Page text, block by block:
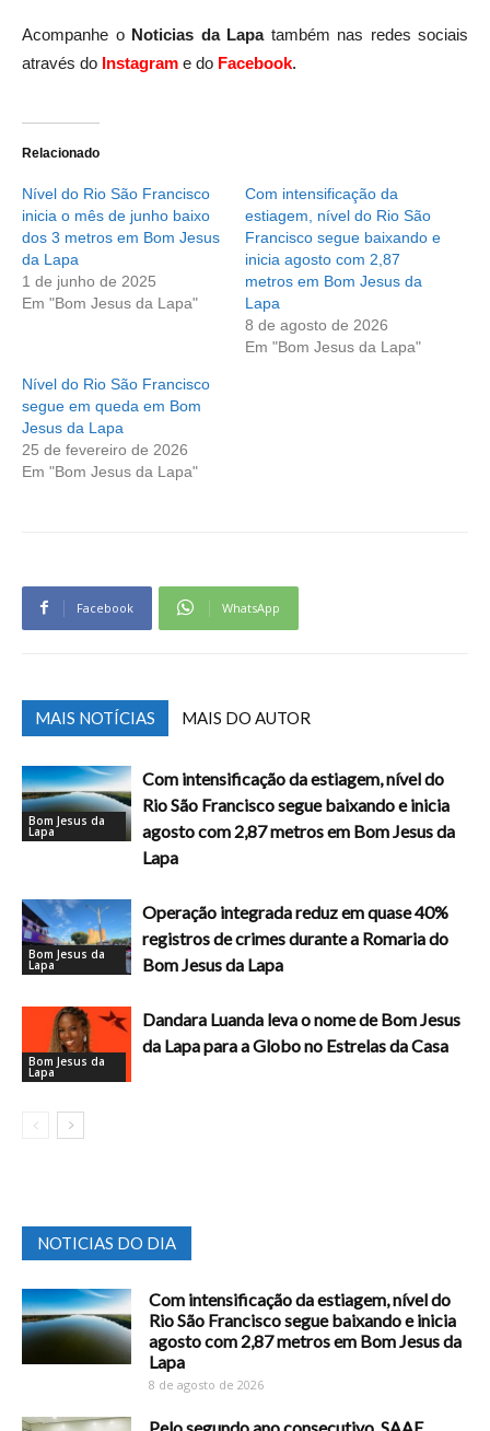
Acompanhe o Noticias da Lapa também nas redes sociais
através do Instagram e do Facebook.
Relacionado
Nível do Rio São Francisco
inicia o mês de junho baixo
dos 3 metros em Bom Jesus
da Lapa
1 de junho de 2025
Em "Bom Jesus da Lapa"
Com intensificação da
estiagem, nível do Rio São
Francisco segue baixando e
inicia agosto com 2,87
metros em Bom Jesus da
Lapa
8 de agosto de 2026
Em "Bom Jesus da Lapa"
Nível do Rio São Francisco
segue em queda em Bom
Jesus da Lapa
25 de fevereiro de 2026
Em "Bom Jesus da Lapa"
Facebook WhatsApp
MAIS NOTÍCIAS MAIS DO AUTOR
Bom Jesus da
Lapa
Com intensificação da estiagem, nível do
Rio São Francisco segue baixando e inicia
agosto com 2,87 metros em Bom Jesus da
Lapa
Bom Jesus da
Lapa
Operação integrada reduz em quase 40%
registros de crimes durante a Romaria do
Bom Jesus da Lapa
Bom Jesus da
Lapa
Dandara Luanda leva o nome de Bom Jesus
da Lapa para a Globo no Estrelas da Casa
NOTICIAS DO DIA
Com intensificação da estiagem, nível do
Rio São Francisco segue baixando e inicia
agosto com 2,87 metros em Bom Jesus da
Lapa
8 de agosto de 2026